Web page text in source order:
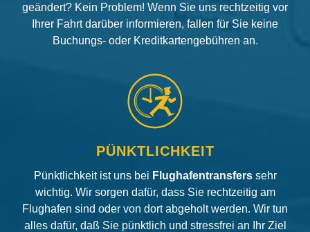
geändert? Kein Problem! Wenn Sie uns rechtzeitig vor
Ihrer Fahrt darüber informieren, fallen für Sie keine
Buchungs- oder Kreditkartengebühren an.
PÜNKTLICHKEIT
Pünktlichkeit ist uns bei Flughafentransfers sehr
wichtig. Wir sorgen dafür, dass Sie rechtzeitig am
Flughafen sind oder von dort abgeholt werden. Wir tun
alles dafür, daß Sie pünktlich und stressfrei an Ihr Ziel